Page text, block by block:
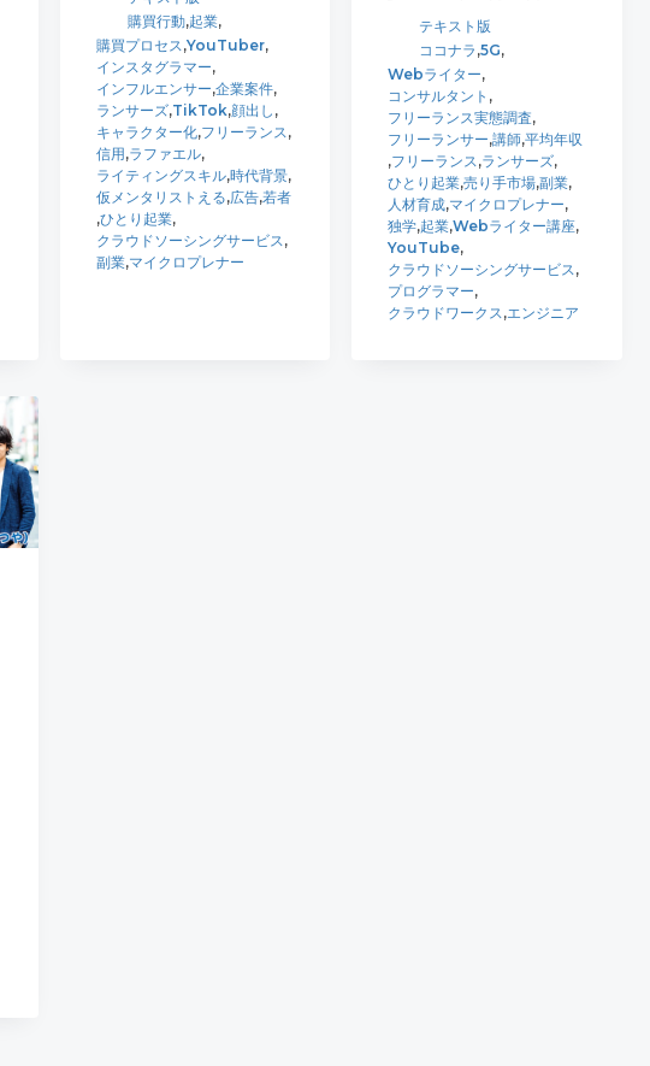
購買行動,起業,
購買プロセス,YouTuber,
インスタグラマー,
インフルエンサー,企業案件,
ランサーズ,TikTok,顔出し ,
キャラクター化,フリーランス,
信用,ラファエル,
ライティングスキル,時代背景,
仮メンタリストえる,広告,若者
,ひとり起業,
クラウドソーシングサービス,
副業,マイクロプレナー
テキスト版
ココナラ ,5G,
Webライター,
コンサルタント ,
フリーランス実態調査,
フリーランサー,講師,平均年収
,フリーランス,ランサーズ,
ひとり起業,売り手市場,副業,
人材育成,マイクロプレナー,
独学,起業,Webライター講座,
YouTube,
クラウドソーシングサービス,
プログラマー,
クラウドワークス,エンジニア